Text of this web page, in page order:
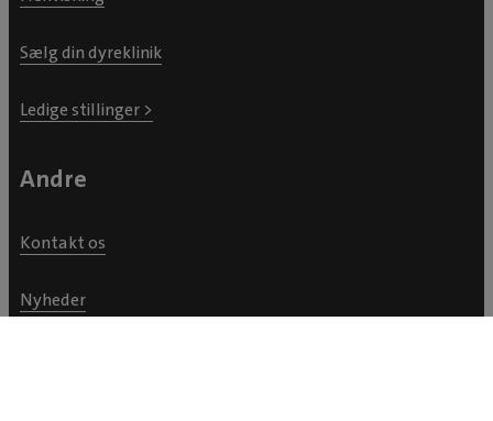
Sælg din dyreklinik
Ledige stillinger >
Andre
Kontakt os
Nyheder